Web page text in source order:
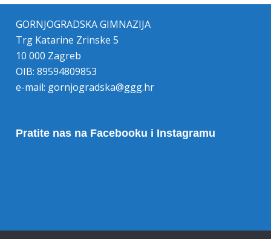
GORNJOGRADSKA GIMNAZIJA
Trg Katarine Zrinske 5
10 000 Zagreb
OIB: 89594809853
e-mail: gornjogradska@ggg.hr
Pratite nas na Facebooku i Instagramu